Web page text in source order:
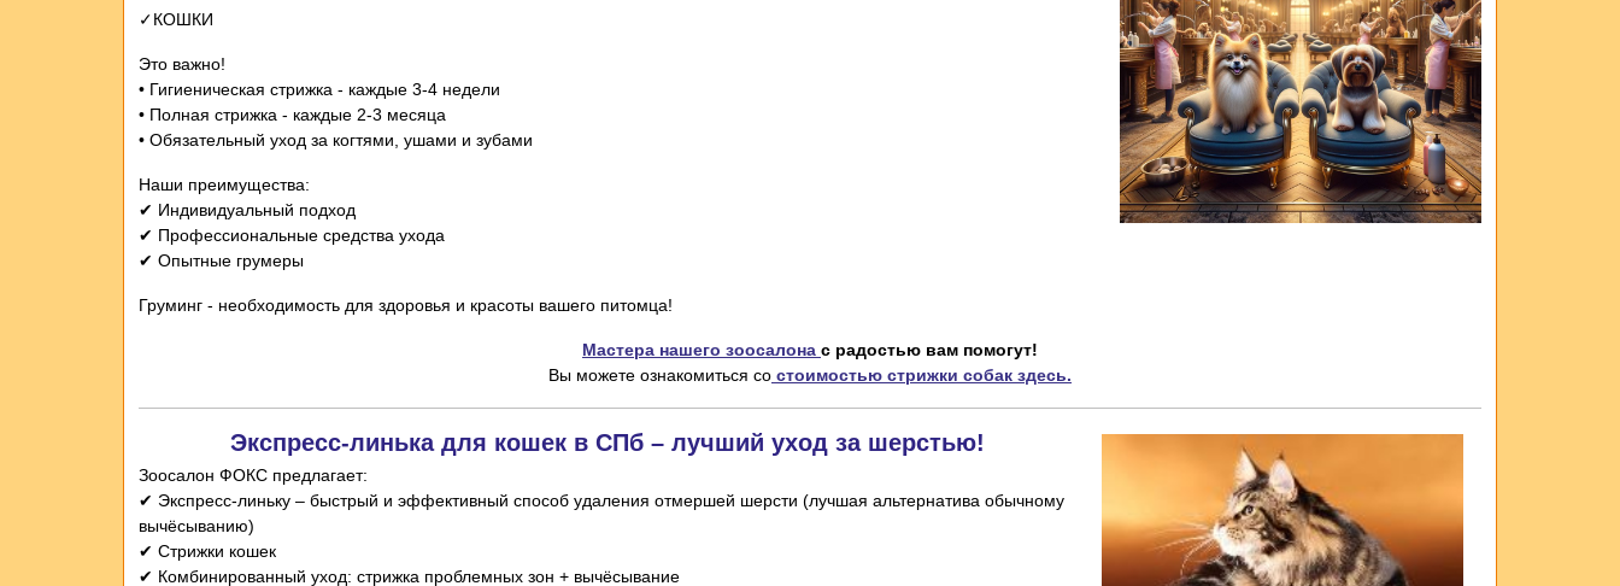
✓КОШКИ
Это важно!
• Гигиеническая стрижка - каждые 3-4 недели
• Полная стрижка - каждые 2-3 месяца
• Обязательный уход за когтями, ушами и зубами
Наши преимущества:
✔ Индивидуальный подход
✔ Профессиональные средства ухода
✔ Опытные грумеры
Груминг - необходимость для здоровья и красоты вашего питомца!
Мастера нашего зоосалона с радостью вам помогут!
Вы можете ознакомиться со стоимостью стрижки собак здесь.
Экспресс-линька для кошек в СПб – лучший уход за шерстью!
Зоосалон ФОКС предлагает:
✔ Экспресс-линьку – быстрый и эффективный способ удаления отмершей шерсти (лучшая альтернатива обычному
вычёсыванию)
✔ Стрижки кошек
✔ Комбинированный уход: стрижка проблемных зон + вычёсывание